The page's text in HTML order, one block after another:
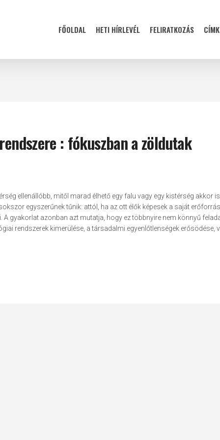
FŐOLDAL HETI HÍRLEVÉL FELIRATKOZÁS
: fókuszban a zöldutak
ellenállóbb, mitől marad élhető egy falu vagy egy kistérség akkor
egyszerűnek tűnik: attól, ha az ott élők képesek a saját
gyakorlat azonban azt mutatja, hogy ez többnyire nem könnyű
rendszerek kimerülése, a társadalmi egyenlőtlenségek erősödése,